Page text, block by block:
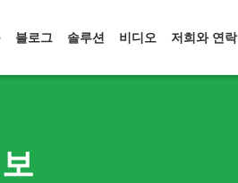
블로그 솔루션 비디오 저희와 연락